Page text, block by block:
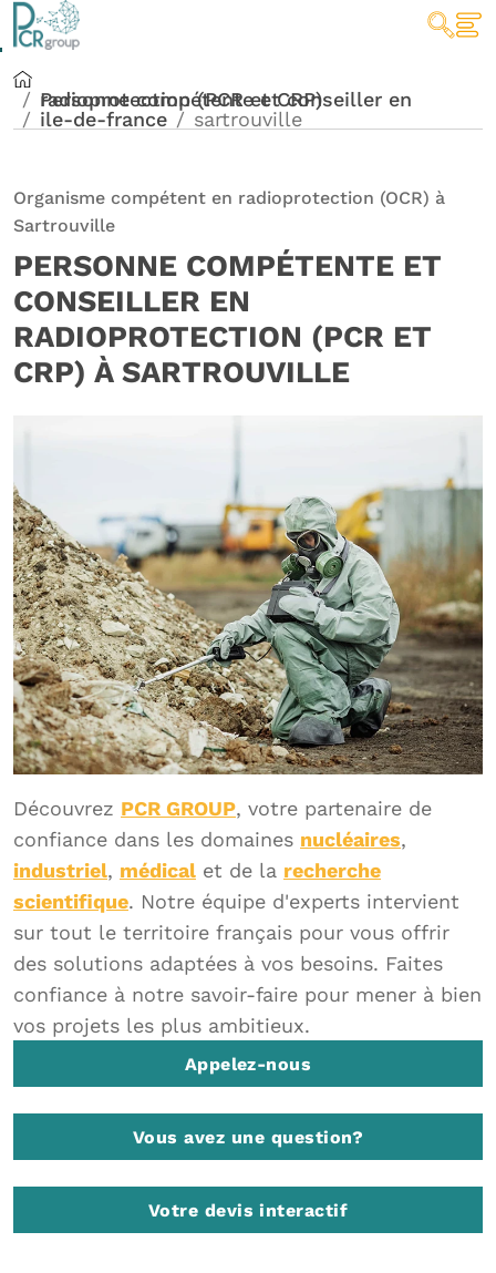
Personne compétente et conseiller en radioprotection (PCR et CRP)
ile-de-france sartrouville
Organisme compétent en radioprotection (OCR) à
Sartrouville
PERSONNE COMPÉTENTE ET
CONSEILLER EN
RADIOPROTECTION (PCR ET
CRP) À SARTROUVILLE
Découvrez PCR GROUP, votre partenaire de
confiance dans les domaines nucléaires,
industriel, médical et de la recherche
scientifique. Notre équipe d'experts intervient
sur tout le territoire français pour vous offrir
des solutions adaptées à vos besoins. Faites
confiance à notre savoir-faire pour mener à bien
vos projets les plus ambitieux.
Appelez-nous
Vous avez une question?
Votre devis interactif